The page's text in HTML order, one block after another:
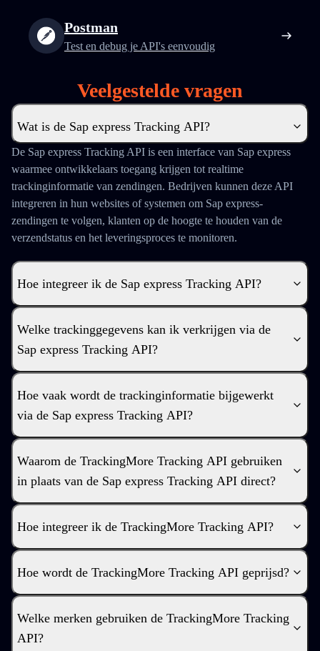
Postman
Test en debug je API's eenvoudig
Veelgestelde vragen
Wat is de Sap express Tracking API?
De Sap express Tracking API is een interface van Sap express
waarmee ontwikkelaars toegang krijgen tot realtime
trackinginformatie van zendingen. Bedrijven kunnen deze API
integreren in hun websites of systemen om Sap express-
zendingen te volgen, klanten op de hoogte te houden van de
verzendstatus en het leveringsproces te monitoren.
Hoe integreer ik de Sap express Tracking API?
Welke trackinggegevens kan ik verkrijgen via de
Sap express Tracking API?
Hoe vaak wordt de trackinginformatie bijgewerkt
via de Sap express Tracking API?
Waarom de TrackingMore Tracking API gebruiken
in plaats van de Sap express Tracking API direct?
Hoe integreer ik de TrackingMore Tracking API?
Hoe wordt de TrackingMore Tracking API geprijsd?
Welke merken gebruiken de TrackingMore Tracking
API?